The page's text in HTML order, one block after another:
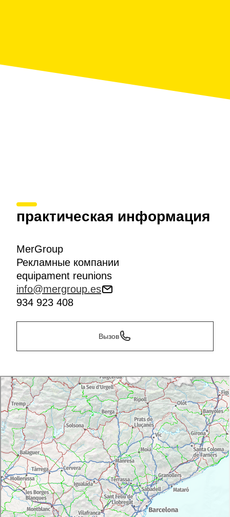
практическая информация
MerGroup
Рекламные компании
equipament reunions
info@mergroup.es
934 923 408
Вызов